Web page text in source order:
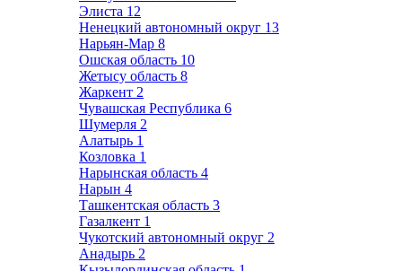
Элиста 12
Ненецкий автономный округ 13
Нарьян-Мар 8
Ошская область 10
Жетысу область 8
Жаркент 2
Чувашская Республика 6
Шумерля 2
Алатырь 1
Козловка 1
Нарынская область 4
Нарын 4
Ташкентская область 3
Газалкент 1
Чукотский автономный округ 2
Анадырь 2